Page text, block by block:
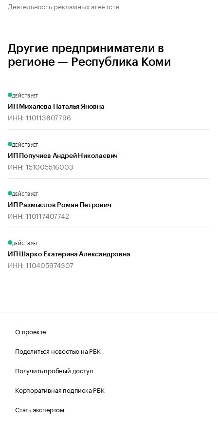
Деятельность рекламных агентств
Другие предприниматели в
регионе — Республика Коми
ДЕЙСТВУЕТ
ИП Михалева Наталья Яновна
ИНН: 110113807796
ДЕЙСТВУЕТ
ИП Попучиев Андрей Николаевич
ИНН: 151005516003
ДЕЙСТВУЕТ
ИП Размыслов Роман Петрович
ИНН: 110117407742
ДЕЙСТВУЕТ
ИП Шарко Екатерина Александровна
ИНН: 110405974307
О проекте
Поделиться новостью на РБК
Получить пробный доступ
Корпоративная подписка РБК
Стать экспертом